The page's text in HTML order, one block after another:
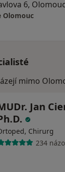
6, Olomouc
Olomouc
mimo
Jan
Chirurg
234